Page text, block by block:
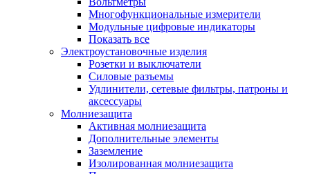
Многофункциональные измерители
Модульные цифровые индикаторы
Показать все
Электроустановочные изделия
Розетки и выключатели
Силовые разъемы
Удлинители, сетевые фильтры, патроны и
аксессуары
Молниезащита
Активная молниезащита
Дополнительные элементы
Заземление
Изолированная молниезащита